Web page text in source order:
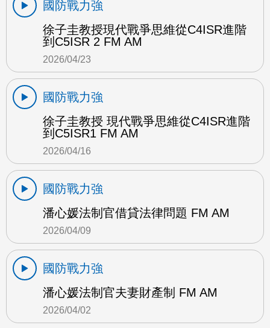
國防戰力強
徐子圭教授現代戰爭思維從C4ISR進階
到C5ISR 2 FM AM
2026/04/23
國防戰力強
徐子圭教授 現代戰爭思維從C4ISR進階
到C5ISR1 FM AM
2026/04/16
國防戰力強
潘心媛法制官借貸法律問題 FM AM
2026/04/09
國防戰力強
潘心媛法制官夫妻財產制 FM AM
2026/04/02